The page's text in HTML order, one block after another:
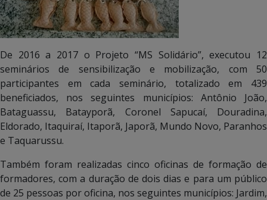
De 2016 a 2017 o Projeto “MS Solidário”, executou 12
seminários de sensibilização e mobilização, com 50
participantes em cada seminário, totalizado em 439
beneficiados, nos seguintes municípios: Antônio João,
Bataguassu, Batayporã, Coronel Sapucaí, Douradina,
Eldorado, Itaquiraí, Itaporã, Japorã, Mundo Novo, Paranhos
e Taquarussu.
Também foram realizadas cinco oficinas de formação de
formadores, com a duração de dois dias e para um público
de 25 pessoas por oficina, nos seguintes municípios: Jardim,